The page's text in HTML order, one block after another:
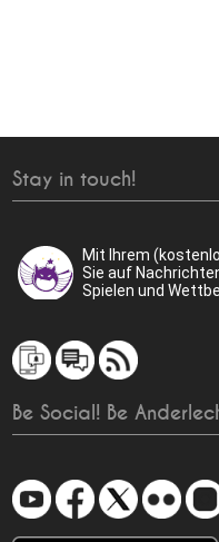
Stay in touch!
Mit Ihrem
Sie auf
Spielen und
Be Social! Be